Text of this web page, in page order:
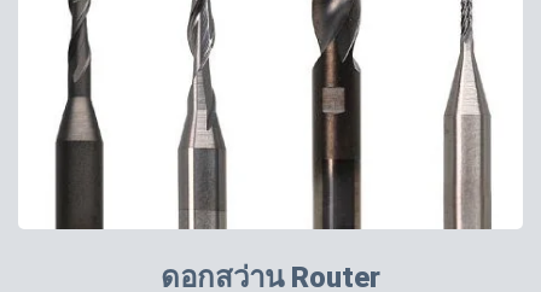
ดอกสว่าน Router